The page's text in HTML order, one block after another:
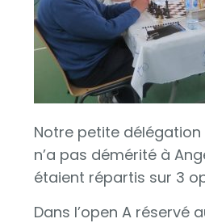
Notre petite
n’a pas démérité à
étaient répartis sur 3
Dans l’open A réservé